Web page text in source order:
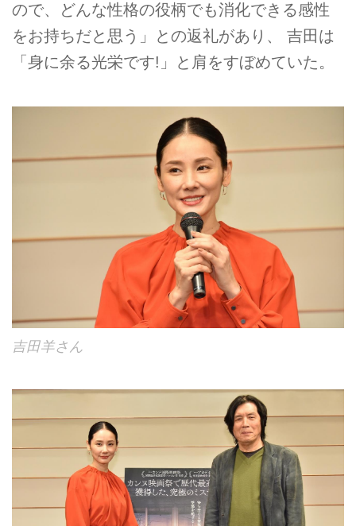
ので、どんな性格の役柄でも消化できる感性
をお持ちだと思う」との返礼があり、 吉田は
「身に余る光栄です!」と肩をすぼめていた。
吉田羊さん